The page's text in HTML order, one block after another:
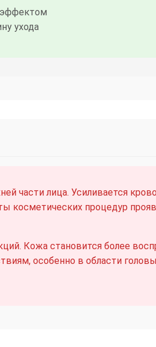
эффектом
ухода
части лица. Усиливается
косметических процедур
Кожа становится более
особенно в области